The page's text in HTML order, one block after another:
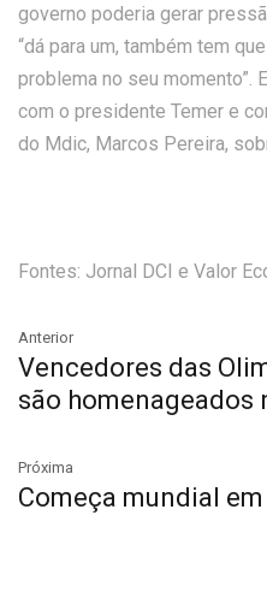
governo poderia gerar
“dá para um, também tem
problema no seu momento”.
com o presidente Temer e
do Mdic, Marcos Pereira,
Fontes: Jornal DCI e Valor
Anterior
Vencedores das
são homenageados
Próxima
Começa mundial